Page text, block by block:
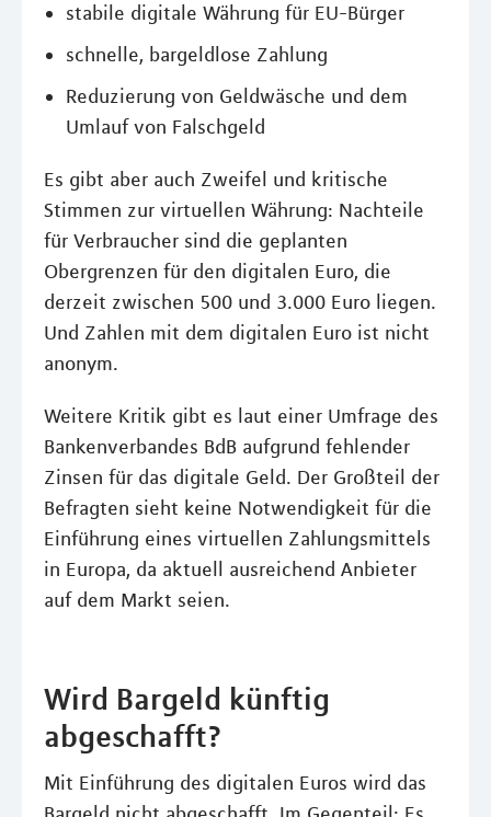
stabile digitale Währung für EU-Bürger
schnelle, bargeldlose Zahlung
Reduzierung von Geldwäsche und dem
Umlauf von Falschgeld
Es gibt aber auch Zweifel und kritische
Stimmen zur virtuellen Währung: Nachteile
für Verbraucher sind die geplanten
Obergrenzen für den digitalen Euro, die
derzeit zwischen 500 und 3.000 Euro liegen.
Und Zahlen mit dem digitalen Euro ist nicht
anonym.
Weitere Kritik gibt es laut einer Umfrage des
Bankenverbandes BdB aufgrund fehlender
Zinsen für das digitale Geld. Der Großteil der
Befragten sieht keine Notwendigkeit für die
Einführung eines virtuellen Zahlungsmittels
in Europa, da aktuell ausreichend Anbieter
auf dem Markt seien.
Wird Bargeld künftig
abgeschafft?
Mit Einführung des digitalen Euros wird das